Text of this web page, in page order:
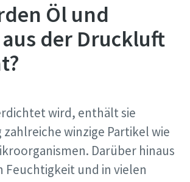
Öl und
aus der Druckluft
wird, enthält sie
zahlreiche winzige Partikel wie
Darüber hinaus
Feuchtigkeit und in vielen